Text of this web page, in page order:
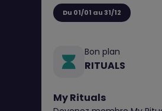
Du 01/01 au 31/12
Bon plan
RITUALS
My Rituals